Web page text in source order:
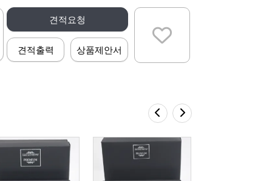
견적요청
견적출력 상품제안서